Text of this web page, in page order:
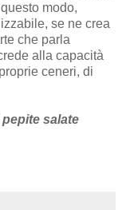
modo,
se ne crea
che parla
alla capacità
ceneri, di
salate